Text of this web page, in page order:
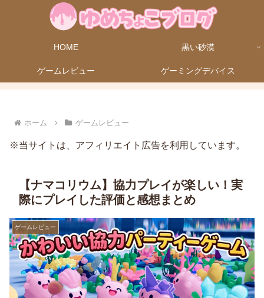
HOME 黒い砂漠
ゲームレビュー ゲーミングデバイス
ホーム ゲームレビュー
※当サイトは、アフィリエイト広告を利用しています。
【ナマコリウム】協力プレイが楽しい！実
際にプレイした評価と感想まとめ
ゲームレビュー